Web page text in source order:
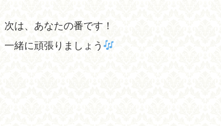
次は、あなたの番です！
一緒に頑張りましょう